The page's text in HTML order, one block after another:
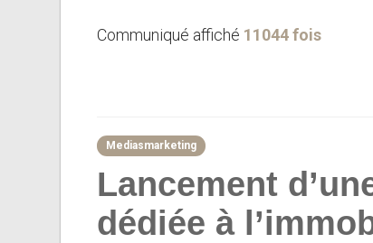
Communiqué affiché 11044 fois
Mediasmarketing
Lancement
dédiée à